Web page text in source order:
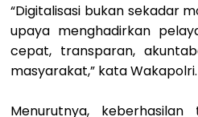
“Digitalisasi bukan sekadar
upaya menghadirkan
cepat, transparan,
masyarakat,” kata Wakapolri.
Menurutnya,